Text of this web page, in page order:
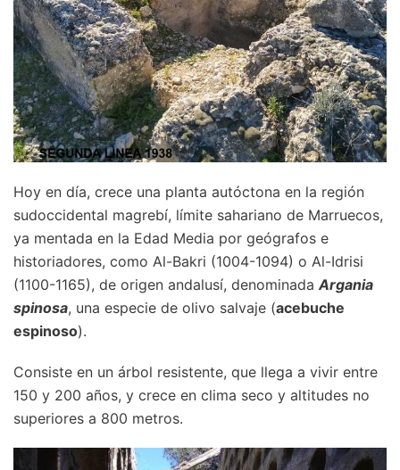
Hoy en día, crece una planta autóctona en la región
sudoccidental magrebí, límite sahariano de Marruecos,
ya mentada en la Edad Media por geógrafos e
historiadores, como Al-Bakri (1004-1094) o Al-Idrisi
(1100-1165), de origen andalusí, denominada Argania
spinosa, una especie de olivo salvaje (acebuche
espinoso).
Consiste en un árbol resistente, que llega a vivir entre
150 y 200 años, y crece en clima seco y altitudes no
superiores a 800 metros.